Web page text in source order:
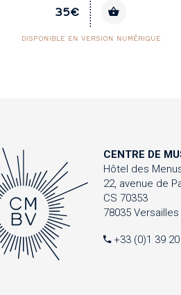
36€
DISPONIBLE EN VERSION NUMÉRIQUE
CENTRE DE
Hôtel des
22, avenue de
CS 70353
78035
+33 (0)1 39